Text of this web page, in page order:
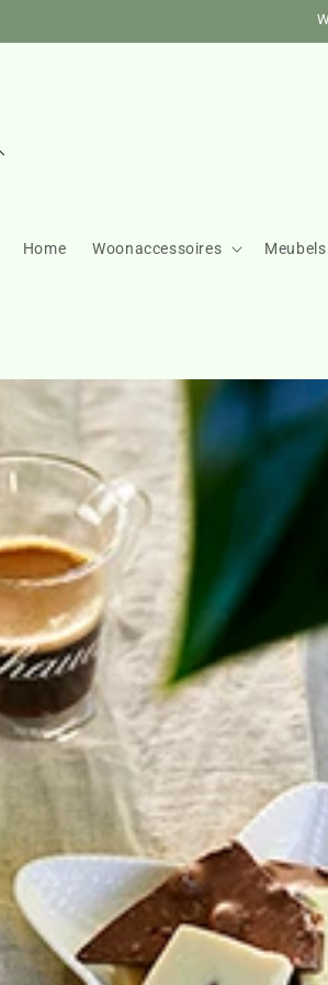
Home Woonaccessoires Meubels
naar